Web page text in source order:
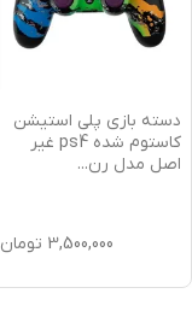
دسته بازی پلی استیشن
کاستوم شده ps4 غیر
اصل مدل رن...
3,500,000 تومان